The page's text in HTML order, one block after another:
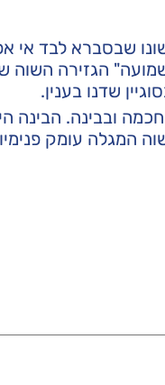
שבסברא לבד אי
הגזירה השוה
שדנו בענין.
ובבינה. הבינה
המגלה עומק